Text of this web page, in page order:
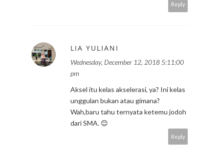
Reply
LIA YULIANI
Wednesday, December 12, 2018 5:11:00
pm
Aksel itu kelas akselerasi, ya? Ini kelas
unggulan bukan atau gimana?
Wah,baru tahu ternyata ketemu jodoh
dari SMA. 😊
Reply